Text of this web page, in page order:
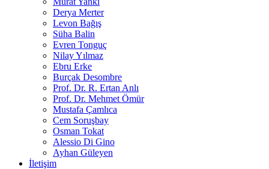
Derya Merter
Levon Bağış
Süha Balin
Evren Tonguç
Nilay Yılmaz
Ebru Erke
Burçak Desombre
Prof. Dr. R. Ertan Anlı
Prof. Dr. Mehmet Ömür
Mustafa Çamlıca
Cem Soruşbay
Osman Tokat
Alessio Di Gino
Ayhan Güleyen
İletişim